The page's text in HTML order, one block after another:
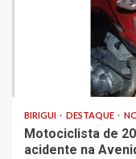
BIRIGUI DESTAQUE
Motociclista de
acidente na